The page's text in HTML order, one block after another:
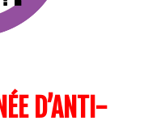
D’ANTI-